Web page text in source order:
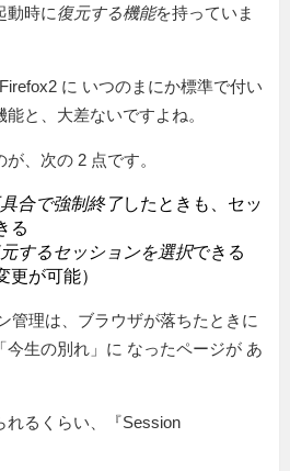
動時に復元する機能を持っていま
に いつのまにか標準で付い
と、大差ないですよね。
、次の 2 点です。
合で強制終了したときも、セッ
る
するセッションを選択できる
更が可能）
管理は、ブラウザが落ちたときに
生の別れ」に なったページが あ
れるくらい、『Session